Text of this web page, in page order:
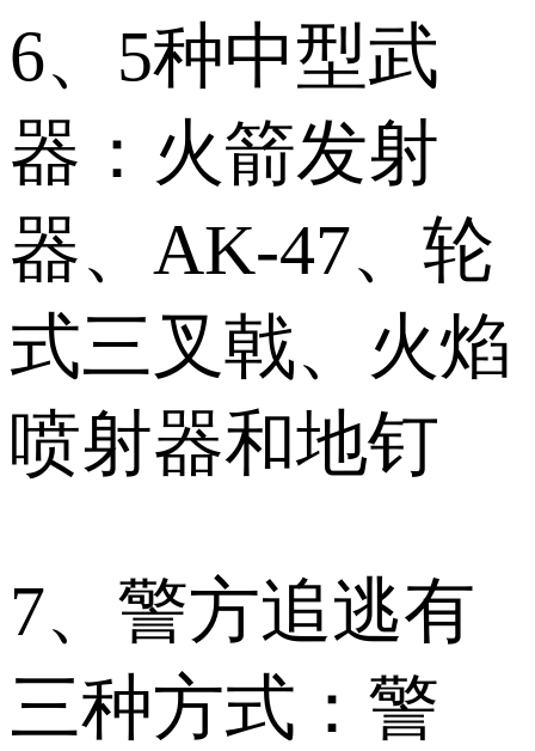
6、5种中型武
器：火箭发射
器、AK-47、轮
式三叉戟、火焰
喷射器和地钉
7、警方追逃有
三种方式：警